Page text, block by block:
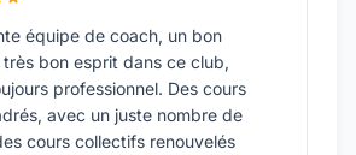
équipe de coach, un bon
très bon esprit dans ce club,
professionnel. Des cours
avec un juste nombre de
cours collectifs renouvelés